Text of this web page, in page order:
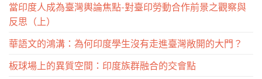
當印度人成為臺灣輿論焦點-對臺印勞動合作前景之觀察與
反思（上）
華語文的鴻溝：為何印度學生沒有走進臺灣敞開的大門？
板球場上的異質空間：印度族群融合的交會點